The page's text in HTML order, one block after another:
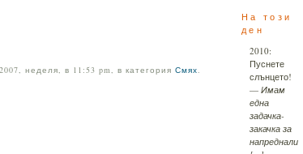
неделя, в 11:53 pm, в категорияСмях.
На този
ден
2010:
Пуснете
слънцето!
— Имам
една
задачка-
закачка за
напреднали